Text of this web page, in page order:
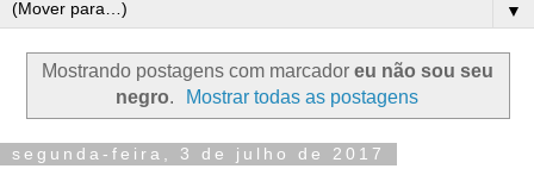
▼
Mostrando postagens com marcador eu não sou seu
negro. Mostrar todas as postagens
segunda-feira, 3 de julho de 2017